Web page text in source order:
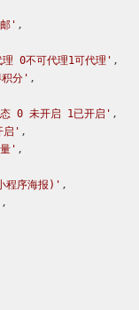
' ,
理 0不可代理1可代理' ,
分' ,
0 未开启 1已开启' ,
启' ,
' ,
程序海报)' ,
,